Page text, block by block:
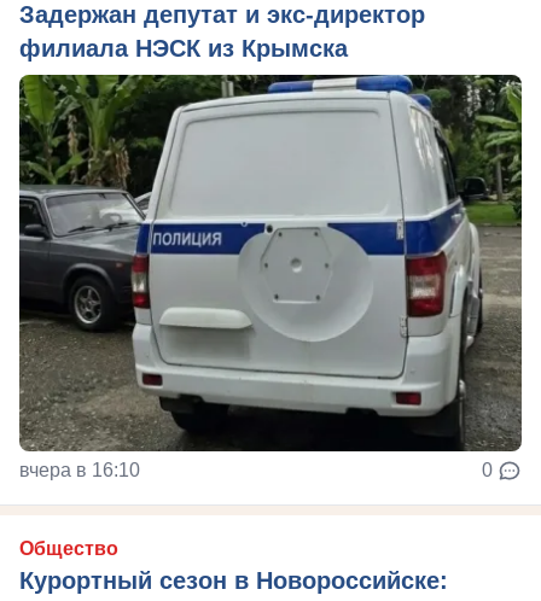
Задержан депутат и экс-директор
филиала НЭСК из Крымска
вчера в 16:10 0
Общество
Курортный сезон в Новороссийске: